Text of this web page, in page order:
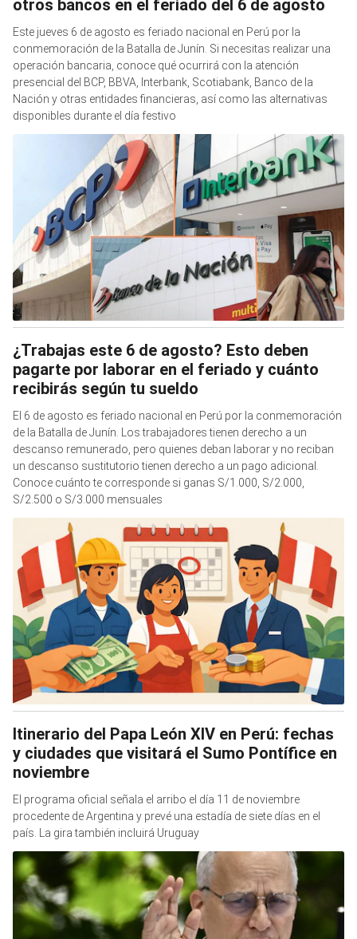
otros bancos en el feriado del 6 de agosto
Este jueves 6 de agosto es feriado nacional en Perú por la
conmemoración de la Batalla de Junín. Si necesitas realizar una
operación bancaria, conoce qué ocurrirá con la atención
presencial del BCP, BBVA, Interbank, Scotiabank, Banco de la
Nación y otras entidades financieras, así como las alternativas
disponibles durante el día festivo
¿Trabajas este 6 de agosto? Esto deben
pagarte por laborar en el feriado y cuánto
recibirás según tu sueldo
El 6 de agosto es feriado nacional en Perú por la conmemoración
de la Batalla de Junín. Los trabajadores tienen derecho a un
descanso remunerado, pero quienes deban laborar y no reciban
un descanso sustitutorio tienen derecho a un pago adicional.
Conoce cuánto te corresponde si ganas S/1.000, S/2.000,
S/2.500 o S/3.000 mensuales
Itinerario del Papa León XIV en Perú: fechas
y ciudades que visitará el Sumo Pontífice en
noviembre
El programa oficial señala el arribo el día 11 de noviembre
procedente de Argentina y prevé una estadía de siete días en el
país. La gira también incluirá Uruguay